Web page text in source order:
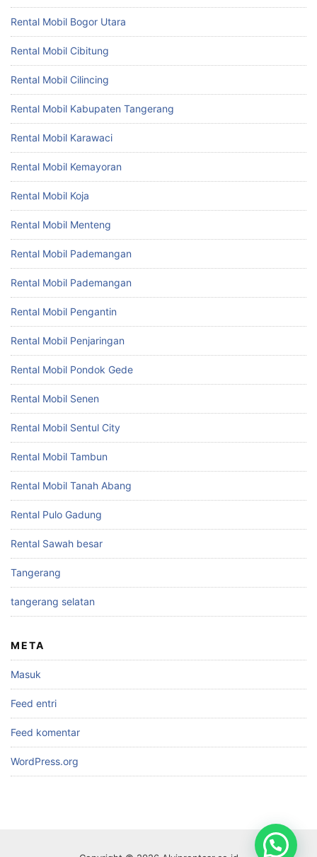
Rental Mobil Bogor Utara
Rental Mobil Cibitung
Rental Mobil Cilincing
Rental Mobil Kabupaten Tangerang
Rental Mobil Karawaci
Rental Mobil Kemayoran
Rental Mobil Koja
Rental Mobil Menteng
Rental Mobil Pademangan
Rental Mobil Pademangan
Rental Mobil Pengantin
Rental Mobil Penjaringan
Rental Mobil Pondok Gede
Rental Mobil Senen
Rental Mobil Sentul City
Rental Mobil Tambun
Rental Mobil Tanah Abang
Rental Pulo Gadung
Rental Sawah besar
Tangerang
tangerang selatan
META
Masuk
Feed entri
Feed komentar
WordPress.org